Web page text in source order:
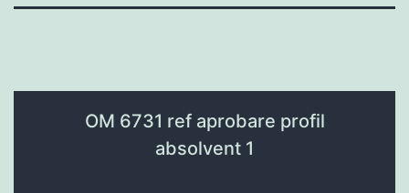
OM 6731 ref aprobare profil
absolvent 1